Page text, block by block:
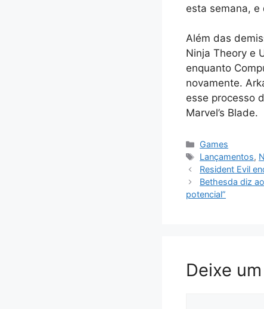
esta semana,
Além das
Ninja Theory e
enquanto
novamente.
esse processo
Marvel’s Blade.
Categorias
Games
Tags
Lançamentos,
Resident Evil
Bethesda diz
potencial”
Deixe